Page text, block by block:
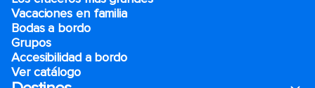
Vacaciones en familia
Bodas a bordo
Grupos
Accesibilidad a bordo
Ver catálogo